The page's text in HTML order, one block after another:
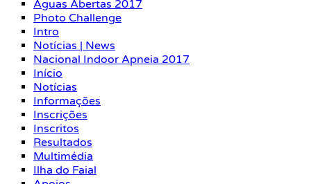
Águas Abertas 2017
Photo Challenge
Intro
Notícias | News
Nacional Indoor Apneia 2017
Início
Notícias
Informações
Inscrições
Inscritos
Resultados
Multimédia
Ilha do Faial